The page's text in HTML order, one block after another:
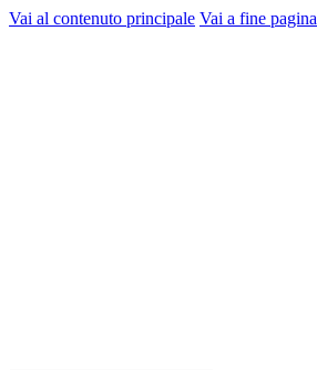
Vai al contenuto principale Vai a fine pagina